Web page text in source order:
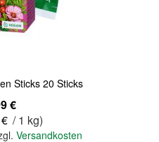
Sticks 20 Sticks
€
/ 1 kg)
Versandkosten